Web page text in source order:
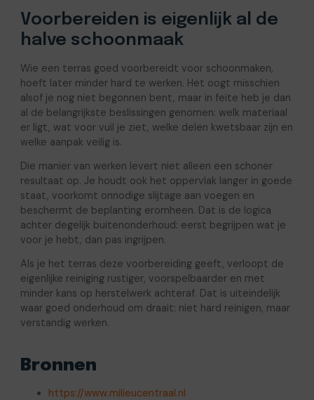
Voorbereiden is eigenlijk al de
halve schoonmaak
Wie een terras goed voorbereidt voor schoonmaken,
hoeft later minder hard te werken. Het oogt misschien
alsof je nog niet begonnen bent, maar in feite heb je dan
al de belangrijkste beslissingen genomen: welk materiaal
er ligt, wat voor vuil je ziet, welke delen kwetsbaar zijn en
welke aanpak veilig is.
Die manier van werken levert niet alleen een schoner
resultaat op. Je houdt ook het oppervlak langer in goede
staat, voorkomt onnodige slijtage aan voegen en
beschermt de beplanting eromheen. Dat is de logica
achter degelijk buitenonderhoud: eerst begrijpen wat je
voor je hebt, dan pas ingrijpen.
Als je het terras deze voorbereiding geeft, verloopt de
eigenlijke reiniging rustiger, voorspelbaarder en met
minder kans op herstelwerk achteraf. Dat is uiteindelijk
waar goed onderhoud om draait: niet hard reinigen, maar
verstandig werken.
Bronnen
https://www.milieucentraal.nl